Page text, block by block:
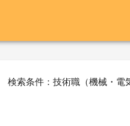
検索条件：技術職（機械・電